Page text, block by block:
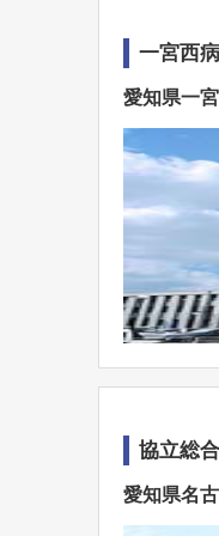
一宮西
愛知県一
協立総
愛知県名